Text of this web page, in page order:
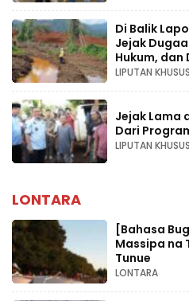
Di Balik
Jejak
Hukum,
LIPUTAN KHUSUS
Jejak Lama
Dari
LIPUTAN KHUSUS
LONTARA
[Bahasa
Massipa na
Tunue
LONTARA